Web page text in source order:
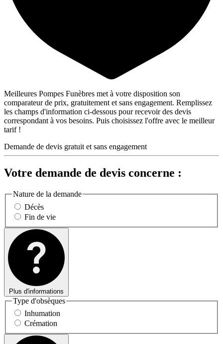
Meilleures Pompes Funèbres met à votre disposition son
comparateur de prix, gratuitement et sans engagement. Remplissez
les champs d'information ci-dessous pour recevoir des devis
correspondant à vos besoins. Puis choisissez l'offre avec le meilleur
tarif !
Demande de devis gratuit et sans engagement
Votre demande de devis concerne :
Nature de la demande
Décès
Fin de vie
Plus d'informations
Type d'obsèques
Inhumation
Crémation